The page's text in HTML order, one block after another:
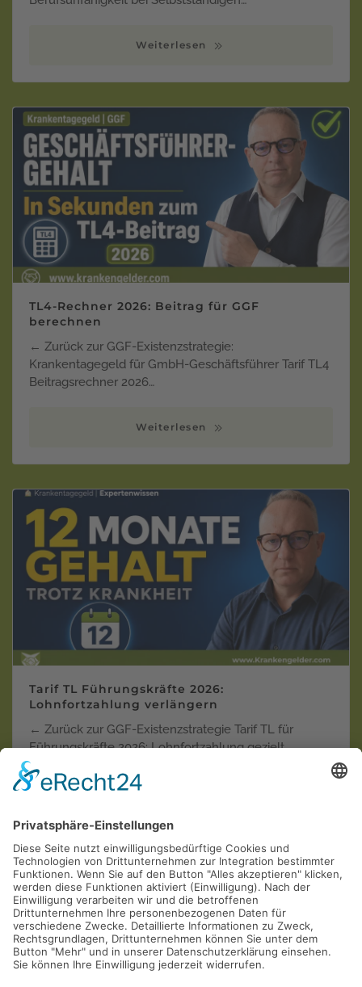
Weiterlesen
TL4-Rechner 2026: Beitrag für GGF
berechnen
← Zurück zur GGF-Existenzstrategie:
Krankentagegeld für GmbH-Geschäftsführer Tarif TL4
Beitragsrechner 2026…
Weiterlesen
Tarif TL Führungskräfte 2026:
Lohnfortzahlung verlängern
← Zurück zur GGF-Existenzstrategie Tarif TL für
Führungskräfte 2026: Lohnfortzahlung gezielt
verlänger…
Krankentagegeld der "Privaten"
Krankenversicherungen in der Einzel-Kritik
AOL Allianz ARAG AXA Barmenia
Continentale Deutscher Ring DEVK
Debeka DFV DKV Generali